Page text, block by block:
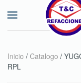
Skip to main
Inicio / Catalogo /
RPL